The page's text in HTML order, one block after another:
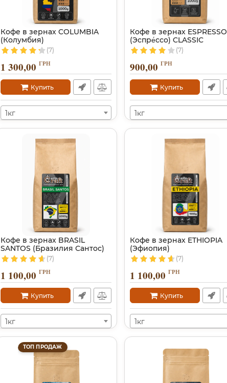
Кофе в зернах COLUMBIA
(Колумбия)
(7)
1 300,00 ГРН
Купить
1кг
Кофе в зернах ESPRESSO
(Эспре́ссо) CLASSIC
(7)
900,00 ГРН
Купить
1кг
Кофе в зернах BRASIL
SANTOS (Бразилия Сантос)
(7)
1 100,00 ГРН
Купить
1кг
Кофе в зернах ETHIOPIA
(Эфиопия)
(7)
1 100,00 ГРН
Купить
1кг
ТОП ПРОДАЖ